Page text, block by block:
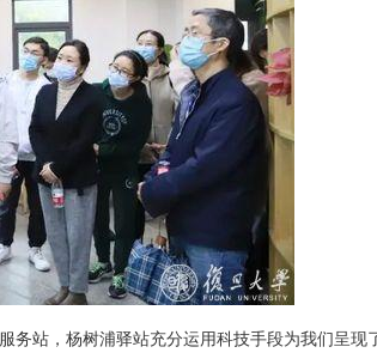
务站，杨树浦驿站充分运用科技手段为我们呈现